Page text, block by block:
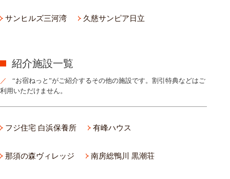
サンヒルズ三河湾 久慈サンピア日立
紹介施設一覧
“お宿ねっと”がご紹介するその他の施設です。割引特典などはご
利用いただけません。
フジ住宅 白浜保養所 有峰ハウス
那須の森ヴィレッジ 南房総鴨川 黒潮荘